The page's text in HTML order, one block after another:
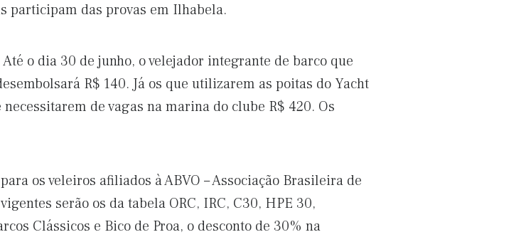
participam das provas em Ilhabela.
o dia 30 de junho, o velejador integrante de barco que
R$ 140. Já os que utilizarem as poitas do Yacht
de vagas na marina do clube R$ 420. Os
os veleiros afiliados à ABVO – Associação Brasileira de
serão os da tabela ORC, IRC, C30, HPE 30,
Clássicos e Bico de Proa, o desconto de 30% na